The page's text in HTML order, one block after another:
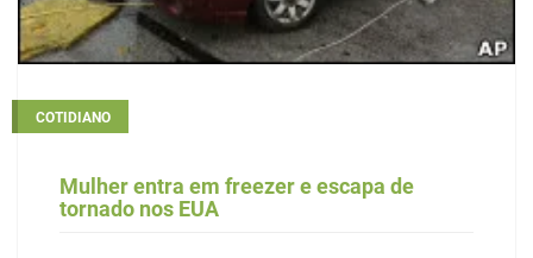
COTIDIANO
Mulher entra em freezer e escapa de
tornado nos EUA